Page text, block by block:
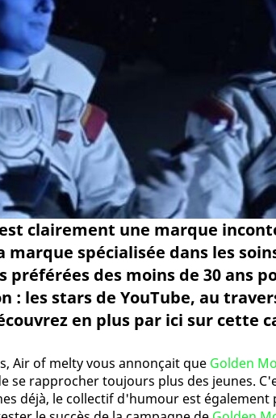
clairement une marque
spécialisée dans les
préférées des moins de 30 ans
: les stars de YouTube, au
en plus par ici sur cette
Air of melty vous annonçait que Golden
se rapprocher toujours plus des jeunes.
déjà, le collectif d'humour est